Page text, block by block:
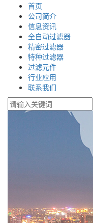
首页
公司简介
信息资讯
全自动过滤器
精密过滤器
特种过滤器
过滤元件
行业应用
联系我们